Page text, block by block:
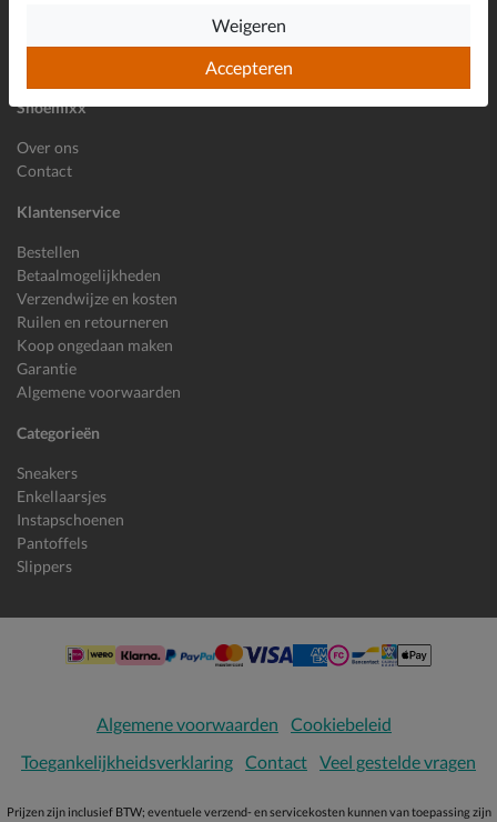
Shoemixx
Over ons
Contact
Klantenservice
Bestellen
Betaalmogelijkheden
Verzendwijze en kosten
Ruilen en retourneren
Koop ongedaan maken
Garantie
Algemene voorwaarden
Categorieën
Sneakers
Enkellaarsjes
Instapschoenen
Pantoffels
Slippers
Algemene voorwaarden
Cookiebeleid
Toegankelijkheidsverklaring Contact Veel gestelde vragen
Prijzen zijn inclusief BTW; eventuele verzend- en servicekosten kunnen van toepassing zijn
Accepteren
Weigeren